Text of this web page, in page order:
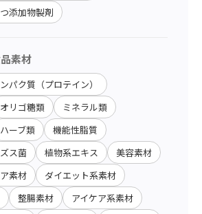
添加物製剤
素材
パク質（プロテイン）
オリゴ糖類 ミネラル類
ハーブ類 機能性脂質
ス菌 植物系エキス 美容素材
素材 ダイエット系素材
整腸素材 アイケア系素材